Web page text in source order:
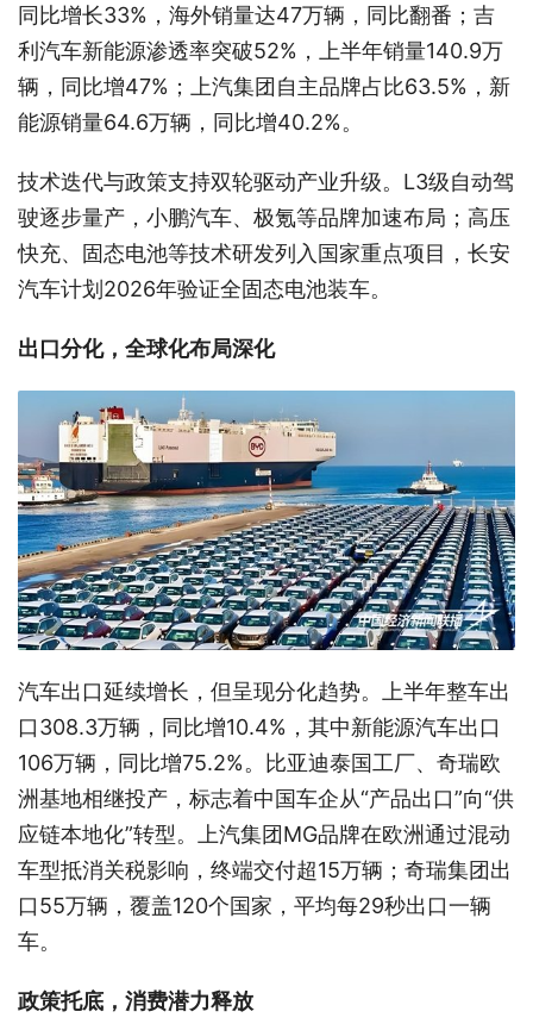
同比增长33%，海外销量达47万辆，同比翻番；吉
利汽车新能源渗透率突破52%，上半年销量140.9万
辆，同比增47%；上汽集团自主品牌占比63.5%，新
能源销量64.6万辆，同比增40.2%。
技术迭代与政策支持双轮驱动产业升级。L3级自动驾
驶逐步量产，小鹏汽车、极氪等品牌加速布局；高压
快充、固态电池等技术研发列入国家重点项目，长安
汽车计划2026年验证全固态电池装车。
出口分化，全球化布局深化
汽车出口延续增长，但呈现分化趋势。上半年整车出
口308.3万辆，同比增10.4%，其中新能源汽车出口
106万辆，同比增75.2%。比亚迪泰国工厂、奇瑞欧
洲基地相继投产，标志着中国车企从“产品出口”向“供
应链本地化”转型。上汽集团MG品牌在欧洲通过混动
车型抵消关税影响，终端交付超15万辆；奇瑞集团出
口55万辆，覆盖120个国家，平均每29秒出口一辆
车。
政策托底，消费潜力释放